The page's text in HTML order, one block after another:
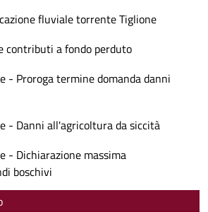
fluviale torrente Tiglione
contributi a fondo perduto
- Proroga termine domanda danni
- Danni all'agricoltura da siccità
- Dichiarazione massima
boschivi